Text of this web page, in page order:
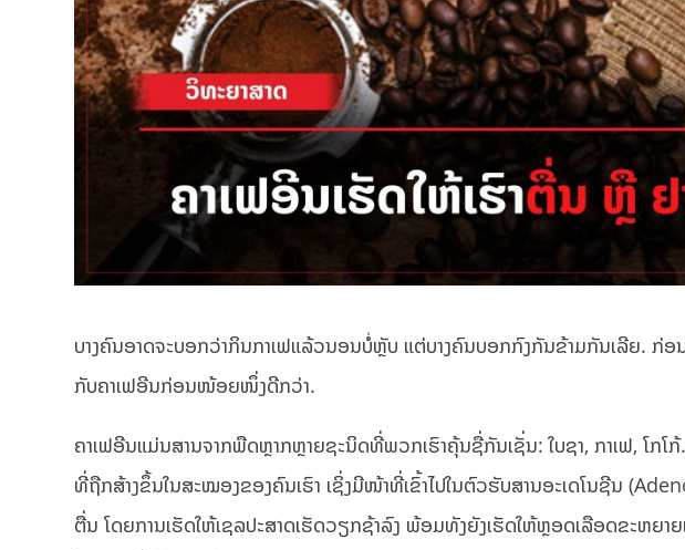
ບາງຄົນອາດຈະບອກວ່າກິນກາເຟແລ້ວນອນບໍ່ຫຼັບ ແຕ່ບາງຄົນບອກກົງກັນຂ້າມກັນເລີຍ. ກ່ອນ
ກັບຄາເຟອີນກ່ອນໜ້ອຍໜຶ່ງດີກວ່າ.
ຄາເຟອີນແມ່ນສານຈາກພືດຫຼາກຫຼາຍຊະນິດທີ່ພວກເຮົາຄຸ້ນຊື່ກັນເຊັ່ນ: ໃບຊາ, ກາເຟ, ໂກ
ທີ່ຖືກສ້າງຂຶ້ນໃນສະໝອງຂອງຄົນເຮົາ ເຊິ່ງມີໜ້າທີ່ເຂົ້າໄປໃນຕົວຮັບສານອະເດໂນຊີນ
ຕື່ນ ໂດຍການເຮັດໃຫ້ເຊລປະສາດເຮັດວຽກຊ້າລົງ ພ້ອມທັງຍັງເຮັດໃຫ້ຫຼອດເລືອດຂະຫຍາ